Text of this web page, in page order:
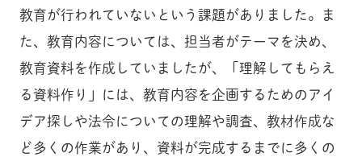
教育が行われていないという課題がありました。ま
た、教育内容については、担当者がテーマを決め、
教育資料を作成していましたが、「理解してもらえ
る資料作り」には、教育内容を企画するためのアイ
デア探しや法令についての理解や調査、教材作成な
ど多くの作業があり、資料が完成するまでに多くの